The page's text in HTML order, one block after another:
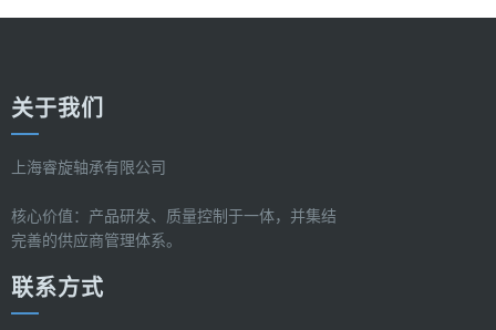
关于我们
上海睿旋轴承有限公司
核心价值：产品研发、质量控制于一体，并集结
完善的供应商管理体系。
联系方式